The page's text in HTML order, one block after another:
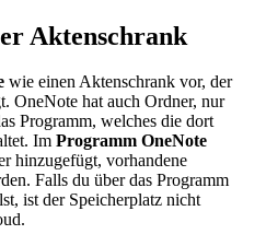
Aktenschrank
wie einen Aktenschrank vor, der
OneNote hat auch Ordner, nur
Programm, welches die dort
Im Programm OneNote
hinzugefügt, vorhandene
Falls du über das Programm
ist der Speicherplatz nicht